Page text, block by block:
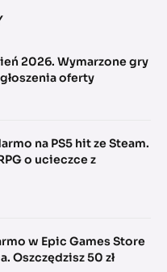
2026. Wymarzone gry
oferty
na PS5 hit ze Steam.
o ucieczce z
w Epic Games Store
Oszczędzisz 50 zł